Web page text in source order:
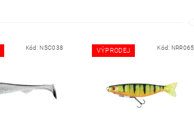
Kód: NSC038 VÝPRODEJ Kód: NRR065